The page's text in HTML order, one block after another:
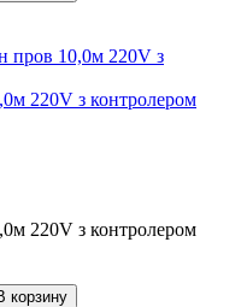
220V з контролером
220V з контролером
корзину